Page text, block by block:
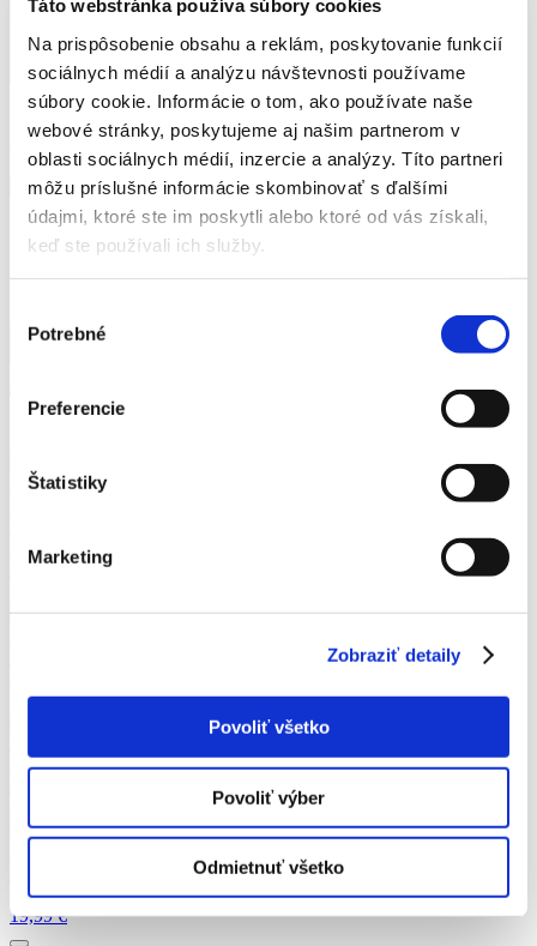
Táto webstránka používa súbory cookies
Na prispôsobenie obsahu a reklám, poskytovanie funkcií
sociálnych médií a analýzu návštevnosti používame
súbory cookie. Informácie o tom, ako používate naše
webové stránky, poskytujeme aj našim partnerom v
oblasti sociálnych médií, inzercie a analýzy. Títo partneri
môžu príslušné informácie skombinovať s ďalšími
údajmi, ktoré ste im poskytli alebo ktoré od vás získali,
keď ste používali ich služby.
súhlasu
Potrebné
Preferencie
Štatistiky
Marketing
Zobraziť detaily
Povoliť všetko
Povoliť výber
Odmietnuť všetko
Súhlasím so spracovaním osobných údajov pre kontaktné účely.
Viac informácií tu.
5 ks na sklade
Súvisiace produkty
Znovuzrodenie starej vieronauky slovenskej (Diel
I. - Úvod do vieronauky)
Znovuzrodenie starej vieronauky slovenskej (Diel I. - Úvod do
18,99€
Moudrost šamanů Tony Samara
Ursula Gates Frederic Baldan
20,99€
FALEŠNÁ DEMOKRACIE. Manifest osudu
FALEŠNÁ DEMOKRACIE. Manifest osudu USA
ENGDAHL
19,99€